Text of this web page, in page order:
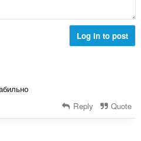
Log in to post
Reply Quote